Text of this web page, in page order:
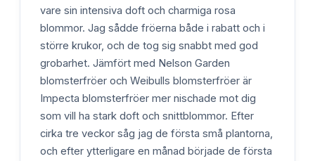
vare sin intensiva doft och charmiga rosa
blommor. Jag sådde fröerna både i rabatt och i
större krukor, och de tog sig snabbt med god
grobarhet. Jämfört med Nelson Garden
blomsterfröer och Weibulls blomsterfröer är
Impecta blomsterfröer mer nischade mot dig
som vill ha stark doft och snittblommor. Efter
cirka tre veckor såg jag de första små plantorna,
och efter ytterligare en månad började de första